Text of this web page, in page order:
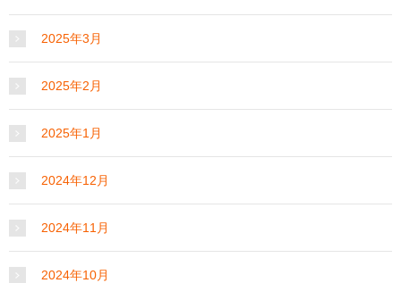
2025年3月
2025年2月
2025年1月
2024年12月
2024年11月
2024年10月